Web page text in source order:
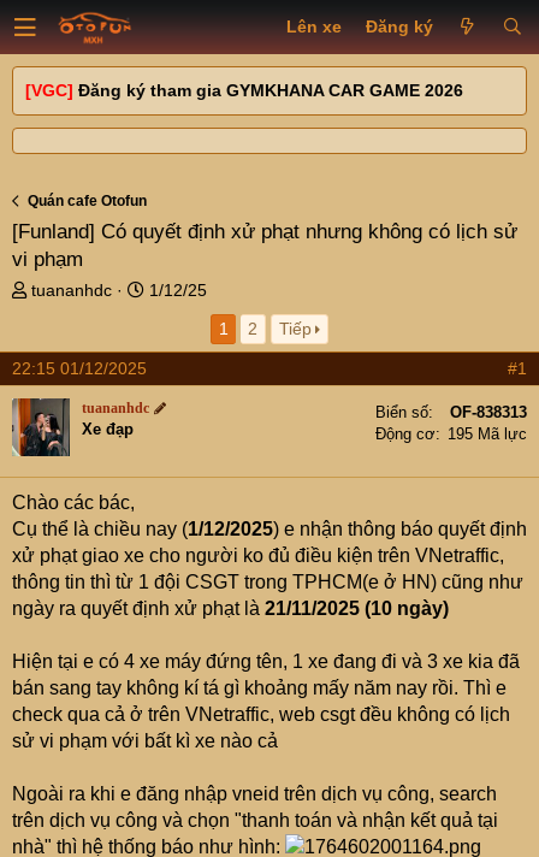
Lên xe Đăng ký
[VGC] Đăng ký tham gia GYMKHANA CAR GAME 2026
Quán cafe Otofun
[Funland] Có quyết định xử phạt nhưng không có lịch sử
vi phạm
T
e
a
d
s
t
r
e
r
tuananhdc
N
y
ử
1/12/25
1
2 Tiếp
22:15 01/12/2025 #1
tuananhdc
Xe đạp
Biển số
OF-838313
Động cơ
195 Mã lực
Chào các bác,
Cụ thể là chiều nay (1/12/2025) e nhận thông báo quyết định
xử phạt giao xe cho người ko đủ điều kiện trên VNetraffic,
thông tin thì từ 1 đội CSGT trong TPHCM(e ở HN) cũng như
ngày ra quyết định xử phạt là 21/11/2025 (10 ngày)
Hiện tại e có 4 xe máy đứng tên, 1 xe đang đi và 3 xe kia đã
bán sang tay không kí tá gì khoảng mấy năm nay rồi. Thì e
check qua cả ở trên VNetraffic, web csgt đều không có lịch
sử vi phạm với bất kì xe nào cả
Ngoài ra khi e đăng nhập vneid trên dịch vụ công, search
trên dịch vụ công và chọn "thanh toán và nhận kết quả tại
nhà" thì hệ thống báo như hình: